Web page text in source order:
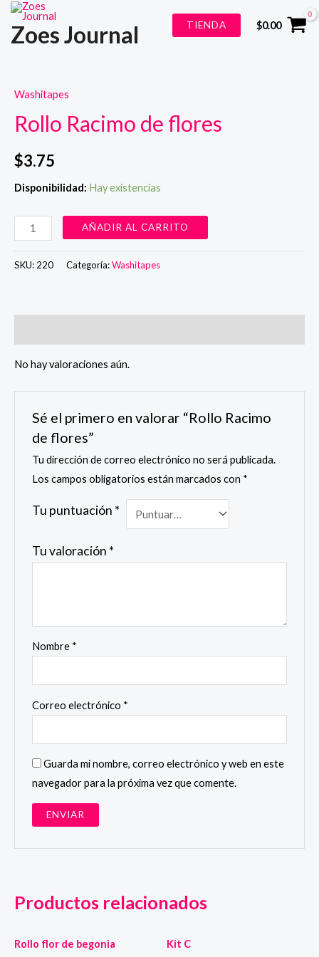
contenido
Zoes Journal TIENDA $0.00
Washitapes
Rollo Racimo de flores
$3.75
Disponibilidad: Hay existencias
Rollo
Racimo
de
AÑADIR AL CARRITO
SKU: 220 Categoría:Washitapes
No hay valoraciones aún.
Sé el primero en valorar “Rollo Racimo
de flores”
Tu dirección de correo electrónico no será publicada.
Los campos obligatorios están marcados con *
Tu puntuación *
Tu valoración *
Nombre *
Correo electrónico *
Guarda mi nombre, correo electrónico y web en este
navegador para la próxima vez que comente.
Productos relacionados
Rollo flor de begonia Kit C